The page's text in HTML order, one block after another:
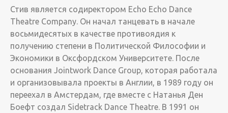
Стив является содиректором Echo Echo Dance
Theatre Company. Он начал танцевать в начале
восьмидесятых в качестве противоядия к
получению степени в Политической Философии и
Экономики в Оксфордском Университете. После
основания Jointwork Dance Group, которая работала
и организовывала проекты в Англии, в 1989 году он
переехал в Амстердам, где вместе с Натанья Ден
Боефт создал Sidetrack Dance Theatre. В 1991 он